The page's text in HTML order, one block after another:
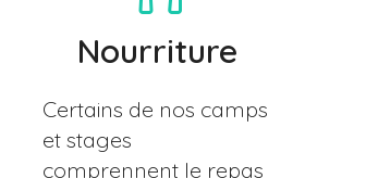
Nourriture
Certains de nos camps
et stages
comprennent le repas